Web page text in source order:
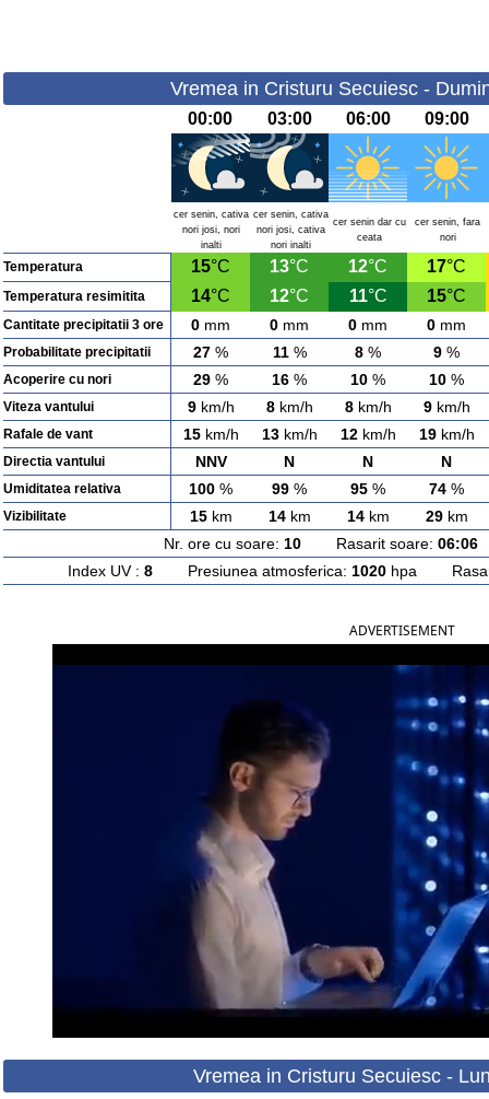
Vremea in Cristuru Secuiesc -
00:00 03:00 06:00 09:00
cer senin, cativa
nori josi, nori
inalti
cer senin, cativa
nori josi, cativa
nori inalti
cer senin dar cu
ceata
cer senin, fara
nori
Temperatura 15°C 13°C 12°C 17°C
Temperatura resimitita 14°C 12°C 11°C 15°C
Cantitate precipitatii 3 ore 0 mm 0 mm 0 mm 0 mm
Probabilitate precipitatii 27 % 11% 8 % 9 %
Acoperire cu nori 29 % 16 % 10 % 10 %
Viteza vantului 9km/h 8km/h 8km/h 9km/h
Rafale de vant 15km/h 13km/h 12km/h 19km/h
Directia vantului NNV N N N
Umiditatea relativa 100 % 99 % 95 % 74 %
Vizibilitate 15km 14km 14km 29km
Nr. ore cu soare: 10Rasarit soare: 06:06
Index UV : 8Presiunea atmosferica: 1020hpa
ADVERTISEMENT
Vremea in Cristuru Secuiesc -